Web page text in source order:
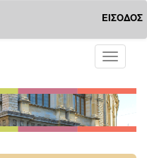
ΕΙΣΟΔΟΣ
Toggle